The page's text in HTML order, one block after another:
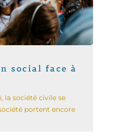
social face à
la société civile se
portent encore